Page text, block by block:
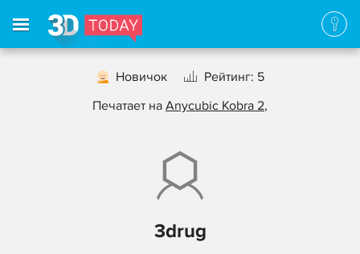
Новичок
Рейтинг: 5
Печатает на Anycubic Kobra 2,
3drug